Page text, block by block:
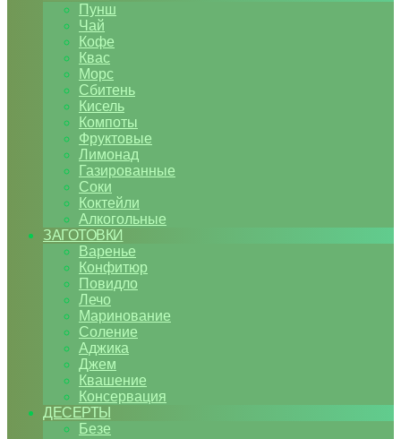
Пунш
Чай
Кофе
Квас
Морс
Сбитень
Кисель
Компоты
Фруктовые
Лимонад
Газированные
Соки
Коктейли
Алкогольные
ЗАГОТОВКИ
Варенье
Конфитюр
Повидло
Лечо
Маринование
Соление
Аджика
Джем
Квашение
Консервация
ДЕСЕРТЫ
Безе